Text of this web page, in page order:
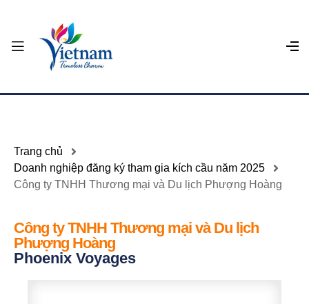
Trang chủ
Doanh nghiệp đăng ký tham gia kích cầu năm 2025
Công ty TNHH Thương mại và Du lịch Phượng Hoàng
Công ty TNHH Thương mại và Du lịch
Phượng Hoàng
Phoenix Voyages